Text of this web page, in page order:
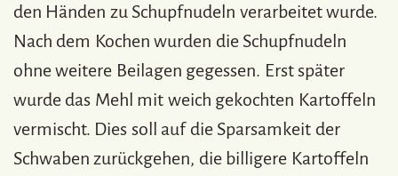
den Händen zu Schupfnudeln verarbeitet wurde.
Nach dem Kochen wurden die Schupfnudeln
ohne weitere Beilagen gegessen. Erst später
wurde das Mehl mit weich gekochten Kartoffeln
vermischt. Dies soll auf die Sparsamkeit der
Schwaben zurückgehen, die billigere Kartoffeln